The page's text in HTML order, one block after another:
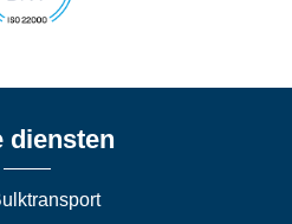
diensten